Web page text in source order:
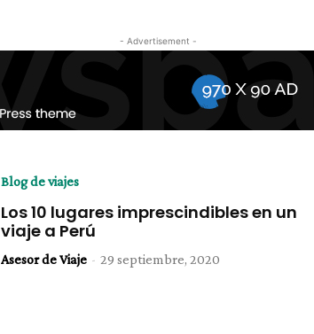
- Advertisement -
Blog de viajes
Los 10 lugares imprescindibles en un
viaje a Perú
Asesor de Viaje - 29 septiembre, 2020